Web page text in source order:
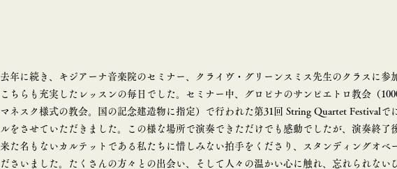
去年に続き、キジアーナ音楽院のセミナー、クライヴ・グリーンスミス先生のクラスに参
こちらも充実したレッスンの毎日でした。セミナー中、グロピナのサンピエトロ教会（
マネスク様式の教会。国の記念建造物に指定）で行われた第31回 String Quartet Festivalで
ルをさせていただきました。この様な場所で演奏できただけでも感動でしたが、演奏終了
来た名もないカルテットである私たちに惜しみない拍手をくださり、スタンディングオベ
ださいました。たくさんの方々との出会い、そして人々の温かい心に触れ、忘れられない